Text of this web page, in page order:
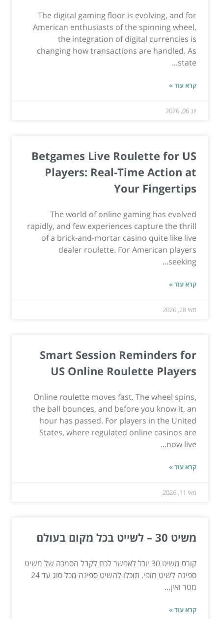
The digital gaming floor is evolving, and for
American enthusiasts of the spinning wheel,
the integration of digital currencies is
changing how transactions are handled. As
state...
קרא עוד »
יונ 06, 2026
Betgames Live Roulette for US
Players: Real-Time Action at
Your Fingertips
The world of online gaming has evolved
rapidly, and few experiences capture the thrill
of a brick-and-mortar casino quite like live
dealer roulette. For American players
seeking...
קרא עוד »
מאי 28, 2026
Smart Session Reminders for
US Online Roulette Players
Online roulette moves fast. The wheel spins,
the ball bounces, and before you know it, an
hour has passed. For players in the United
States, where regulated online casinos are
now live...
קרא עוד »
מאי 11, 2026
משיט 30 – לשייט בכל מקום בעולם
קורס משיט 30 יוכל לאפשר לכם לקבל הסמכה של משיט
ספינה לשיט חופי. תוכלו להשיט ספינה מכל סוג עד 24
מטר ואין...
קרא עוד »